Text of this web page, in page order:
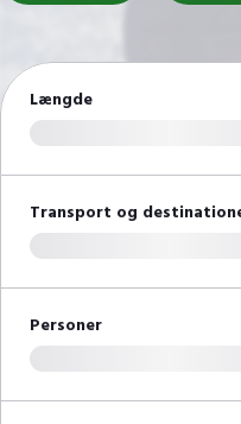
Længde
Transport og
Personer
Besøg
Hjerterum, andre